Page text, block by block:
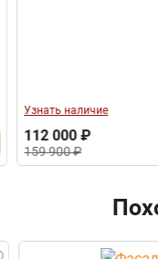
Узнать наличие
112 000 ₽
159 900 ₽